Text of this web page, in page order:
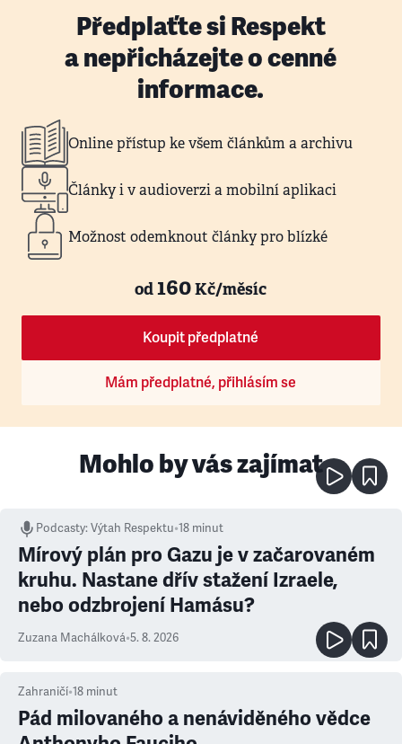
Předplaťte si Respekt
a nepřicházejte o cenné
informace.
Online přístup ke všem článkům a archivu
Články i v audioverzi a mobilní aplikaci
Možnost odemknout články pro blízké
od160Kč/měsíc
Koupit předplatné
Mám předplatné, přihlásím se
Mohlo by vás zajímat
Podcasty:Výtah Respektu•18 minut
Mírový plán pro Gazu je v začarovaném
kruhu. Nastane dřív stažení Izraele,
nebo odzbrojení Hamásu?
Zuzana Machálková•5. 8. 2026
Zahraničí•18 minut
Pád milovaného a nenáviděného vědce